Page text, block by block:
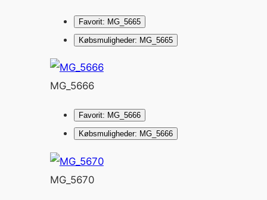
Favorit: MG_5665
Købsmuligheder: MG_5665
MG_5666
Favorit: MG_5666
Købsmuligheder: MG_5666
MG_5670